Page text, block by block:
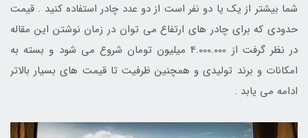
شما بیشتر از یک یا دو نفر است از دو عدد چادر استفاده کنید . قیمت
حدودی که برای چادر های ارتفاع می توان در زمان نوشتن این مقاله
در نظر گرفت از 4.000.000 میلیون تومان شروع می شود و بسته به
امکانات و برند تولیدی و همچنین ظرفیت تا قیمت های بسیار بالاتر
ادامه می یابد .